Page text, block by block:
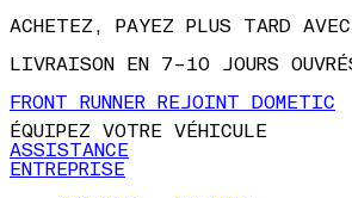
LIVRAISON EN 7–10 JOURS OUVRÉS
FRONT RUNNER REJOINT DOMETIC
ÉQUIPEZ VOTRE VÉHICULE
ASSISTANCE
ENTREPRISE